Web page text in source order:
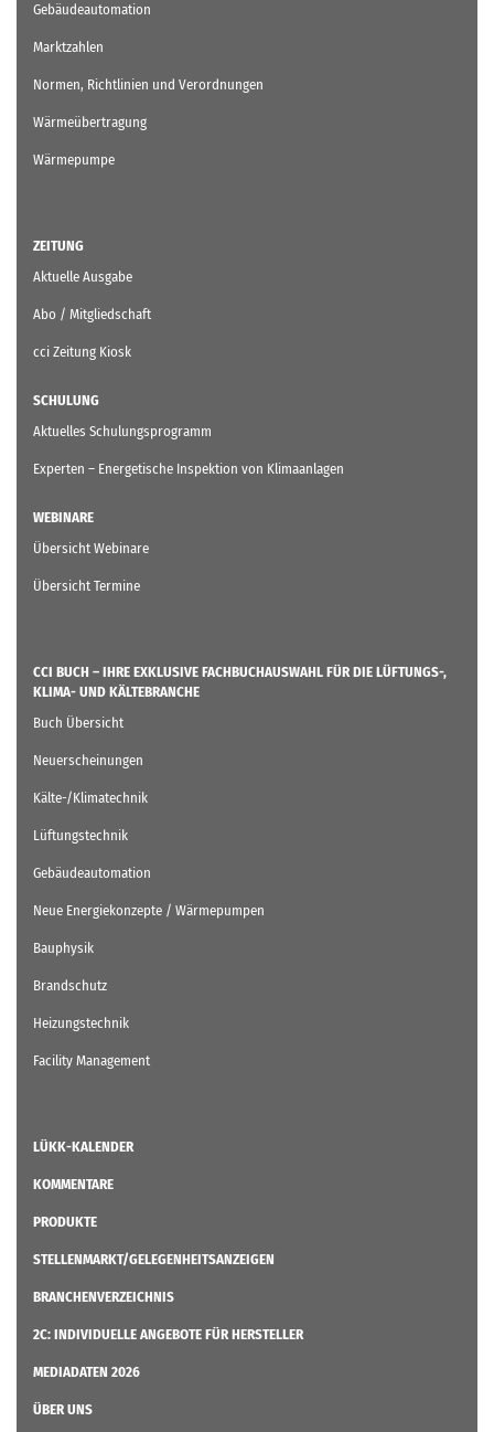
Gebäudeautomation
Marktzahlen
Normen, Richtlinien und Verordnungen
Wärmeübertragung
Wärmepumpe
ZEITUNG
Aktuelle Ausgabe
Abo / Mitgliedschaft
cci Zeitung Kiosk
SCHULUNG
Aktuelles Schulungsprogramm
Experten – Energetische Inspektion von Klimaanlagen
WEBINARE
Übersicht Webinare
Übersicht Termine
CCI BUCH – IHRE EXKLUSIVE FACHBUCHAUSWAHL FÜR DIE LÜFTUNGS-,
KLIMA- UND KÄLTEBRANCHE
Buch Übersicht
Neuerscheinungen
Kälte-/Klimatechnik
Lüftungstechnik
Gebäudeautomation
Neue Energiekonzepte / Wärmepumpen
Bauphysik
Brandschutz
Heizungstechnik
Facility Management
LÜKK-KALENDER
KOMMENTARE
PRODUKTE
STELLENMARKT/GELEGENHEITSANZEIGEN
BRANCHENVERZEICHNIS
2C: INDIVIDUELLE ANGEBOTE FÜR HERSTELLER
MEDIADATEN 2026
ÜBER UNS